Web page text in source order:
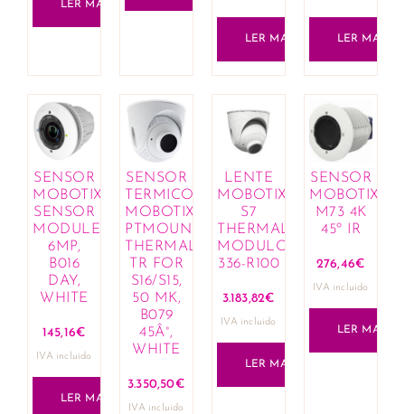
LER MAIS
LER MAIS LER MAIS
SENSOR
MOBOTIX
SENSOR
MODULE
6MP,
B016
DAY,
WHITE
145,16€
IVA incluido
LER MAIS
SENSOR
TERMICO
MOBOTIX
PTMOUNT-
THERMAL
TR FOR
S16/S15,
50 MK,
B079
45Â°,
WHITE
3.350,50€
IVA incluido
LENTE
MOBOTIX
S7
THERMAL
MODULO
336-R100
3.183,82€
IVA incluido
LER MAIS
SENSOR
MOBOTIX
M73 4K
45º IR
276,46€
IVA incluido
LER MAIS